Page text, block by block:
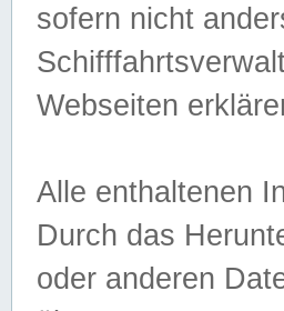
sofern nicht
Webseiten
Alle enthaltenen
Durch das
oder anderen